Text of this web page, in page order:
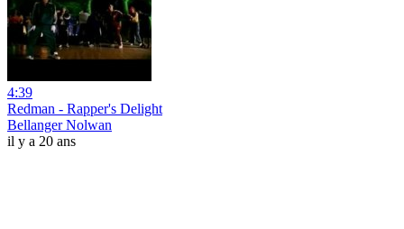
4:39
Redman - Rapper's Delight
Bellanger Nolwan
il y a 20 ans